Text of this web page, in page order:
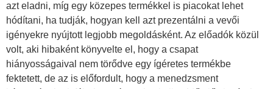
azt eladni, míg egy közepes termékkel is piacokat lehet
hódítani, ha tudják, hogyan kell azt prezentálni a vevői
igényekre nyújtott legjobb megoldásként. Az előadók közül
volt, aki hibaként könyvelte el, hogy a csapat
hiányosságaival nem törődve egy ígéretes termékbe
fektetett, de az is előfordult, hogy a menedzsment